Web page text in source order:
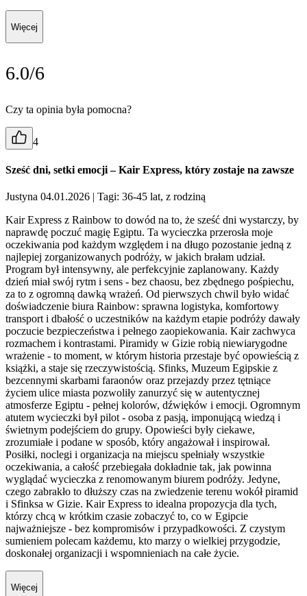
Więcej
6.0/6
Czy ta opinia była pomocna?
4
Sześć dni, setki emocji – Kair Express, który zostaje na zawsze
Justyna 04.01.2026
| Tagi: 36-45 lat, z rodziną
Kair Express z Rainbow to dowód na to, że sześć dni wystarczy, by
naprawdę poczuć magię Egiptu. Ta wycieczka przerosła moje
oczekiwania pod każdym względem i na długo pozostanie jedną z
najlepiej zorganizowanych podróży, w jakich brałam udział.
Program był intensywny, ale perfekcyjnie zaplanowany. Każdy
dzień miał swój rytm i sens - bez chaosu, bez zbędnego pośpiechu,
za to z ogromną dawką wrażeń. Od pierwszych chwil było widać
doświadczenie biura Rainbow: sprawna logistyka, komfortowy
transport i dbałość o uczestników na każdym etapie podróży dawały
poczucie bezpieczeństwa i pełnego zaopiekowania. Kair zachwyca
rozmachem i kontrastami. Piramidy w Gizie robią niewiarygodne
wrażenie - to moment, w którym historia przestaje być opowieścią z
książki, a staje się rzeczywistością. Sfinks, Muzeum Egipskie z
bezcennymi skarbami faraonów oraz przejazdy przez tętniące
życiem ulice miasta pozwoliły zanurzyć się w autentycznej
atmosferze Egiptu - pełnej kolorów, dźwięków i emocji. Ogromnym
atutem wycieczki był pilot - osoba z pasją, imponującą wiedzą i
świetnym podejściem do grupy. Opowieści były ciekawe,
zrozumiałe i podane w sposób, który angażował i inspirował.
Posiłki, noclegi i organizacja na miejscu spełniały wszystkie
oczekiwania, a całość przebiegała dokładnie tak, jak powinna
wyglądać wycieczka z renomowanym biurem podróży. Jedyne,
czego zabrakło to dłuższy czas na zwiedzenie terenu wokół piramid
i Sfinksa w Gizie. Kair Express to idealna propozycja dla tych,
którzy chcą w krótkim czasie zobaczyć to, co w Egipcie
najważniejsze - bez kompromisów i przypadkowości. Z czystym
sumieniem polecam każdemu, kto marzy o wielkiej przygodzie,
doskonałej organizacji i wspomnieniach na całe życie.
Więcej